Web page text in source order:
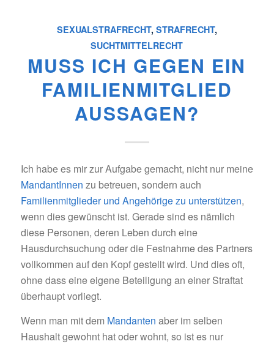
SEXUALSTRAFRECHT, STRAFRECHT,
SUCHTMITTELRECHT
MUSS ICH GEGEN EIN
FAMILIENMITGLIED
AUSSAGEN?
Ich habe es mir zur Aufgabe gemacht, nicht nur meine
MandantInnen zu betreuen, sondern auch
Familienmitglieder und Angehörige zu unterstützen,
wenn dies gewünscht ist. Gerade sind es nämlich
diese Personen, deren Leben durch eine
Hausdurchsuchung oder die Festnahme des Partners
vollkommen auf den Kopf gestellt wird. Und dies oft,
ohne dass eine eigene Beteiligung an einer Straftat
überhaupt vorliegt.
Wenn man mit dem Mandanten aber im selben
Haushalt gewohnt hat oder wohnt, so ist es nur